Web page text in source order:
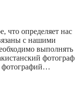
что определяет нас
с нашими
выполнять
фотограф
фотографий…